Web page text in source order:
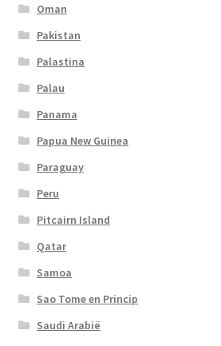
Oman
Pakistan
Palastina
Palau
Panama
Papua New Guinea
Paraguay
Peru
Pitcairn Island
Qatar
Samoa
Sao Tome en Princip
Saudi Arabië